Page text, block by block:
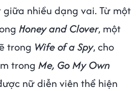
nhiều dạng vai. Từ một
Honey and Clover, một
trong Wife of a Spy, cho
trong Me, Go My Own
nữ diễn viên thể hiện